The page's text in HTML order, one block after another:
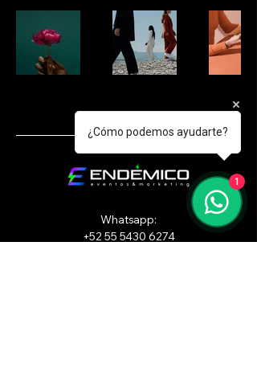
Whatsapp:
+52 55 5430 6274
¿Cómo podemos ayudarte?
1